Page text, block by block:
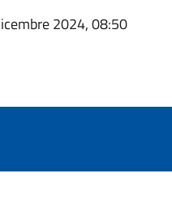
2024, 08:50